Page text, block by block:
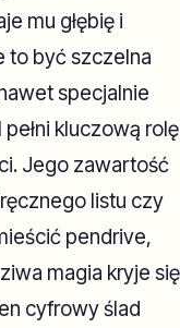
mu głębię i
to być szczelna
specjalnie
kluczową rolę
Jego zawartość
listu czy
pendrive,
magia kryje się
cyfrowy ślad